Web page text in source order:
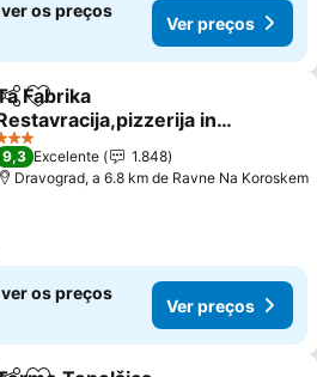
os preços
Ver preços
PartilharAdicionar aos favoritos
Fabrika
in
preços
Estrelas
9,3 Excelente
1.848
Dravograd, a 6.8 km de Ravne Na Koroskem
os preços
Ver preços